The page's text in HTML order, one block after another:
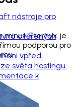
nástroje pro
ověřených
vpřed.
světa hostingu.
k
minut. Eternyx je
podporou pro